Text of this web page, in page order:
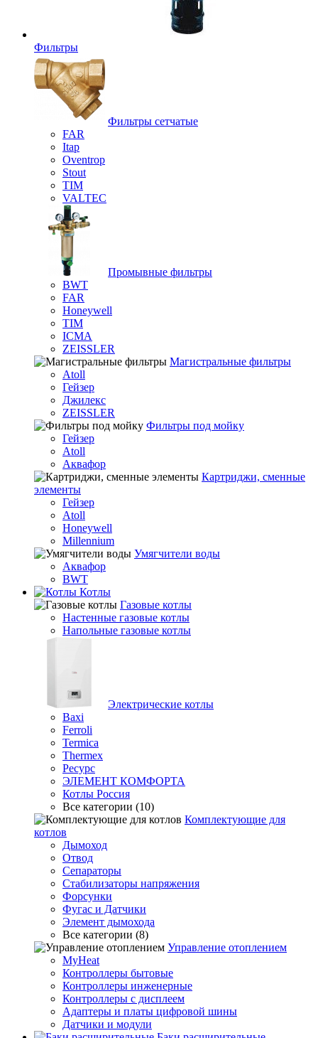
Фильтры
Фильтры сетчатые
FAR
Itap
Oventrop
Stout
TIM
VALTEC
Промывные фильтры
BWT
FAR
Honeywell
TIM
ICMA
ZEISSLER
Магистральные фильтры
Atoll
Гейзер
Джилекс
ZEISSLER
Фильтры под мойку
Гейзер
Atoll
Аквафор
Картриджи, сменные
элементы
Гейзер
Atoll
Honeywell
Millennium
Умягчители воды
Аквафор
BWT
Котлы
Гaзовые котлы
Настенные газовые котлы
Напольные газовые котлы
Электрические котлы
Baxi
Ferroli
Termica
Thermex
Ресурс
ЭЛЕМЕНТ КОМФОРТА
Котлы Россия
Все категории (10)
Комплектующие для
котлов
Дымоход
Отвод
Сепараторы
Стабилизаторы напряжения
Форсунки
Фугас и Датчики
Элемент дымохода
Все категории (8)
Управление отоплением
MyHeat
Контроллеры бытовые
Контроллеры инженерные
Контроллеры с дисплеем
Адаптеры и платы цифровой шины
Датчики и модули